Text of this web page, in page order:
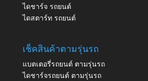
ไดชาร์จ รถยนต์
ไดสตาร์ท รถยนต์
เช็คสินค้าตามรุ่นรถ
แบตเตอรี่รถยนต์ ตามรุ่นรถ
ไดชาร์จรถยนต์ ตามรุ่นรถ